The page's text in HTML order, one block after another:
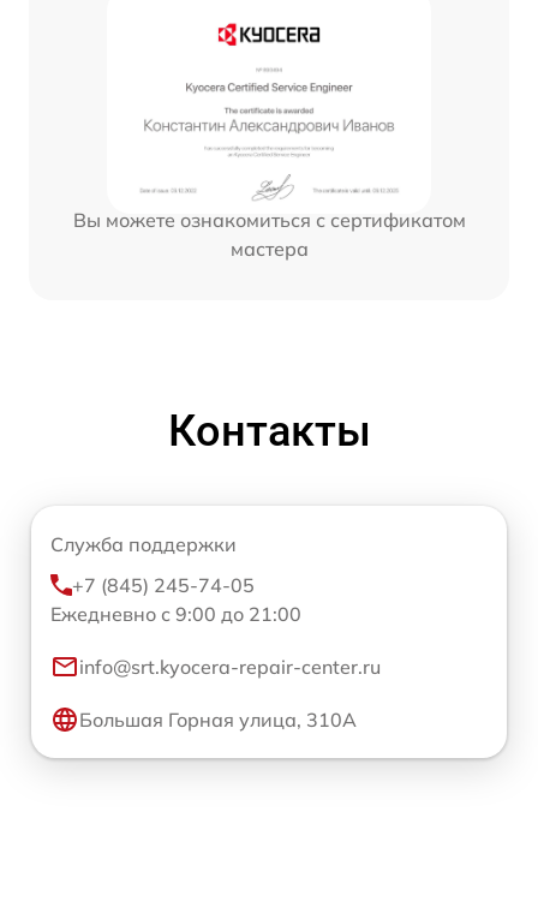
Вы можете ознакомиться с сертификатом
мастера
Контакты
Служба поддержки
+7 (845) 245-74-05
Ежедневно с 9:00 до 21:00
info@srt.kyocera-repair-center.ru
Большая Горная улица, 310А